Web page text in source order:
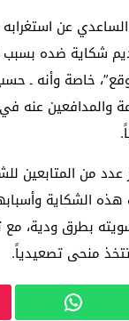
عن
شكاية ضده بسبب
خاصة وأنه ـ
والمدافعين عنه
من المتابعين
الشكاية
بطرق ودية، مع
منحى تصعيدياً.